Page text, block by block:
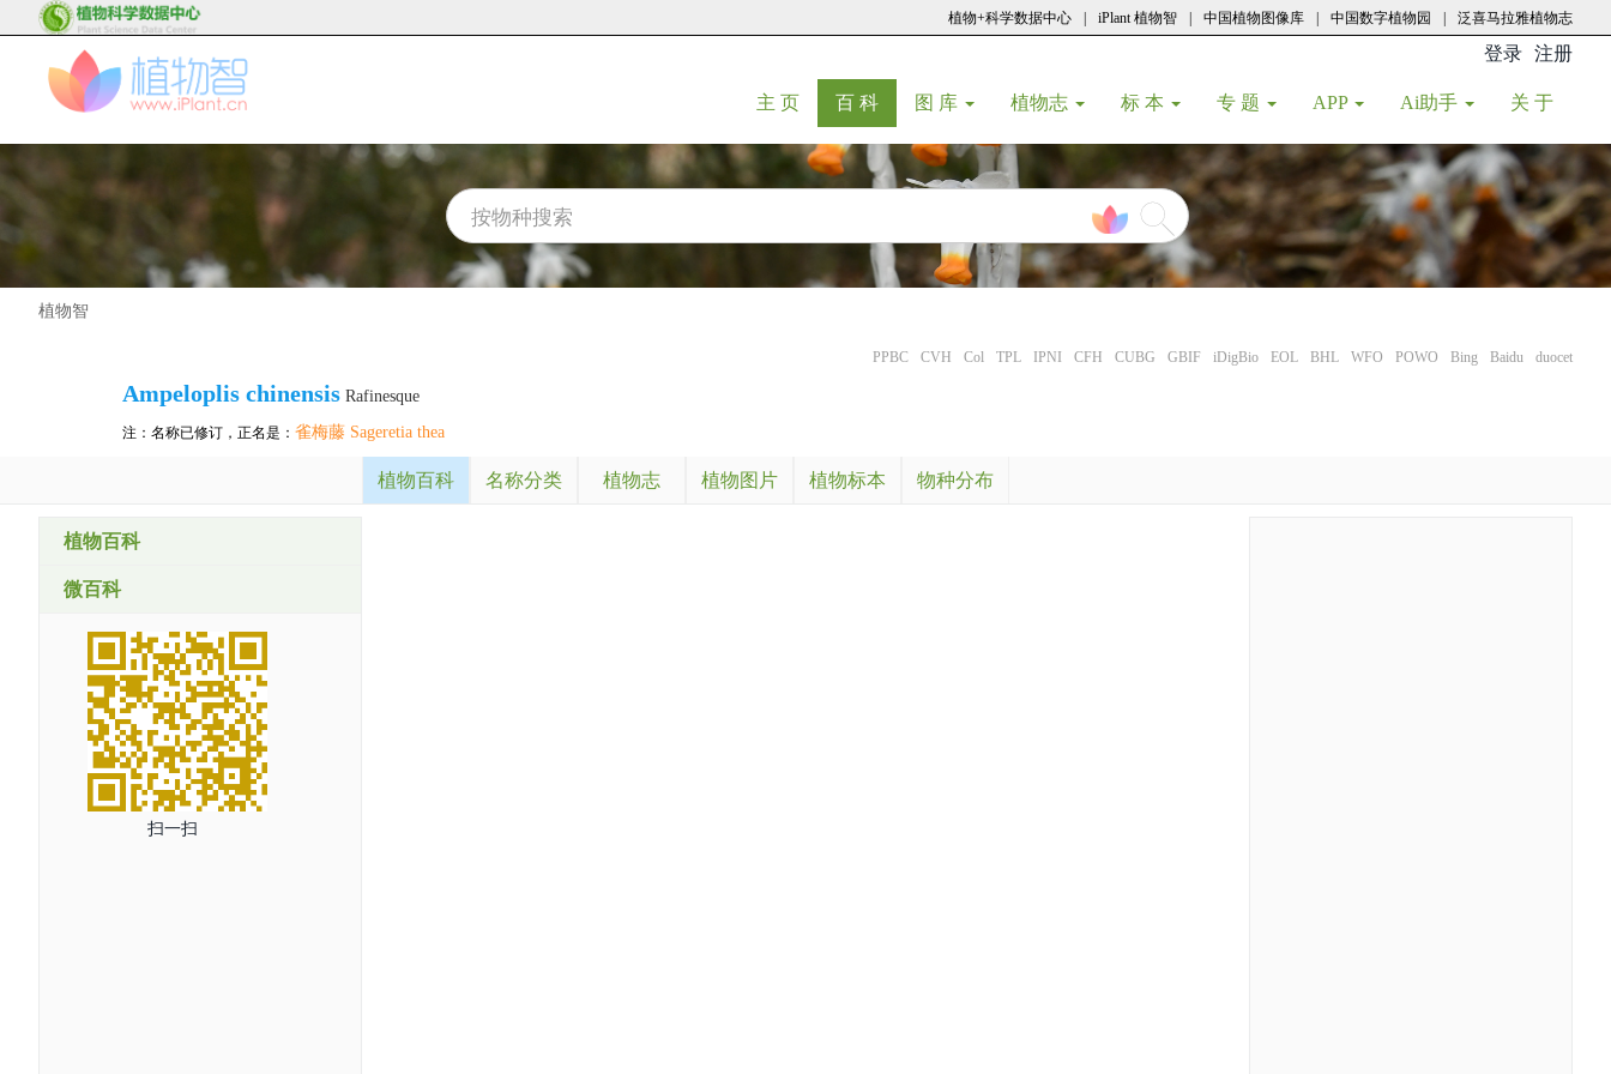
植物+科学数据中心 iPlant 植物智 中国植物图像库 中国数字植物园 泛喜马拉雅植物志
登录 注册
主 页(current)
百 科(current)
图 库 植物志 标 本 专 题 APP Ai助手 关 于
植物智
PPBC CVH Col TPL IPNI CFH CUBG GBIF iDigBio EOL BHL WFO POWO Bing Baidu duocet
Ampeloplis chinensis Rafinesque
注：名称已修订，正名是： 雀梅藤 Sageretia thea
植物百科 名称分类 植物志 植物图片 植物标本 物种分布
植物百科
微百科
扫一扫